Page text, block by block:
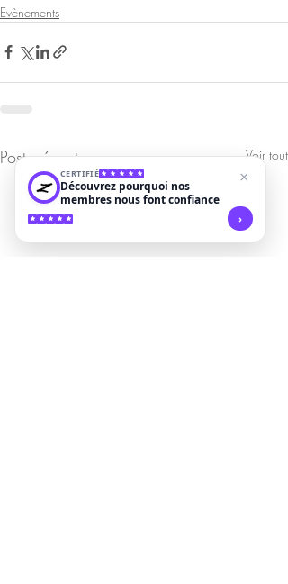
Evènements
Posts récents Voir tout
CERTIFIÉ
Découvrez pourquoi nos
membres nous font confiance
×
›